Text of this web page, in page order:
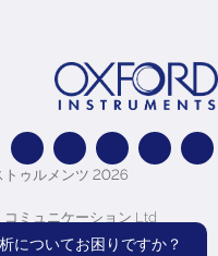
ゥルメンツ 2026
ミュニケーション Ltd
についてお困りですか？